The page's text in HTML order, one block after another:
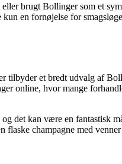
brugt Bollinger som et
en fornøjelse for
et bredt udvalg af
online, hvor mange
det kan være en fantastisk
champagne med